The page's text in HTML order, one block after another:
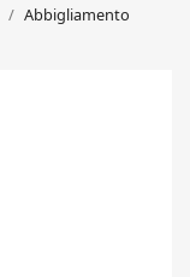
Abbigliamento